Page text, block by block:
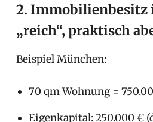
2. Immobilienbesitz
„reich“, praktisch
Beispiel München:
70 qm Wohnung =
Eigenkapital: 250.000 €